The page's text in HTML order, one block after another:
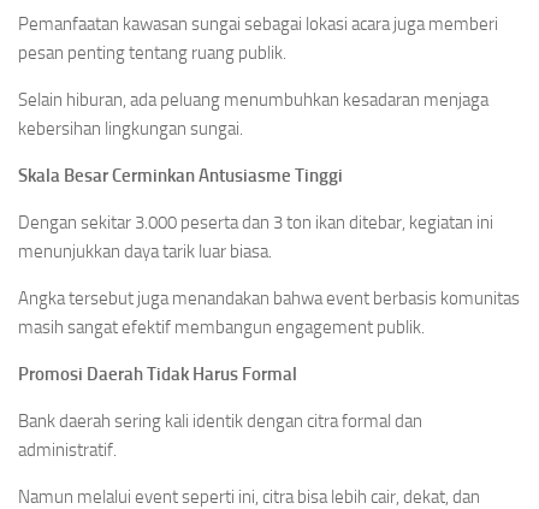
Pemanfaatan kawasan sungai sebagai lokasi acara juga memberi
pesan penting tentang ruang publik.
Selain hiburan, ada peluang menumbuhkan kesadaran menjaga
kebersihan lingkungan sungai.
Skala Besar Cerminkan Antusiasme Tinggi
Dengan sekitar 3.000 peserta dan 3 ton ikan ditebar, kegiatan ini
menunjukkan daya tarik luar biasa.
Angka tersebut juga menandakan bahwa event berbasis komunitas
masih sangat efektif membangun engagement publik.
Promosi Daerah Tidak Harus Formal
Bank daerah sering kali identik dengan citra formal dan
administratif.
Namun melalui event seperti ini, citra bisa lebih cair, dekat, dan